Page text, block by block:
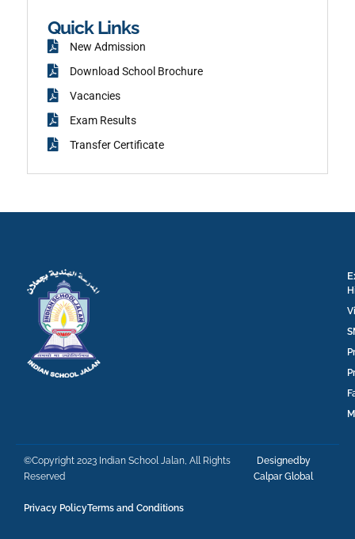
Quick Links
New Admission
Download School Brochure
Vacancies
Exam Results
Transfer Certificate
©Copyright 2023 Indian School Jalan, All Rights
Reserved
Designedby
Calpar Global
Privacy PolicyTerms and Conditions